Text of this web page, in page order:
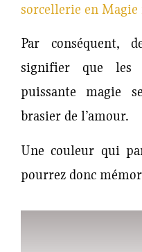
sorcellerie en Magie
Par conséquent,
signifier que les
puissante magie
brasier de l’amour.
Une couleur qui
pourrez donc